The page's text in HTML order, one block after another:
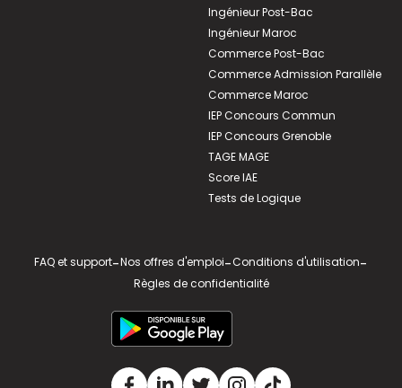
Ingénieur Post-Bac
Ingénieur Maroc
Commerce Post-Bac
Commerce Admission Parallèle
Commerce Maroc
IEP Concours Commun
IEP Concours Grenoble
TAGE MAGE
Score IAE
Tests de Logique
FAQ et support-Nos offres d'emploi-Conditions d'utilisation-
Règles de confidentialité